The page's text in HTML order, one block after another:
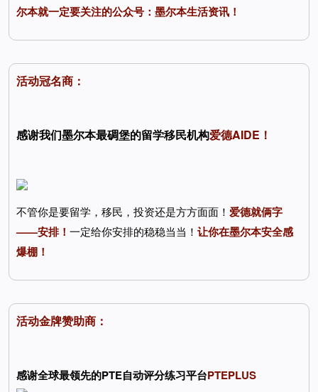
尔本就一定要关注的公众号：墨尔本生活资讯！
活动冠名商：
感谢我们墨尔本最碉堡的留学移民机构爱德AIDE！
不管你是要留学，移民，投资还是方方面面！ 爱德就俩字
——安排！ 一定给你安排的稳稳当当！ 让你在墨尔本安全感
爆棚！
活动金牌赞助商：
感谢全球最领先的PTE自动评分练习平台PTEPLUS